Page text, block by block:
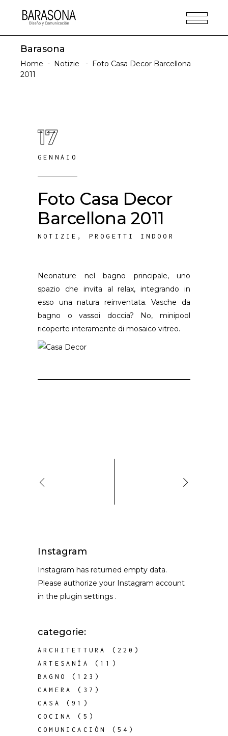
Barasona
Home - Notizie - Foto Casa Decor Barcellona
2011
17
GENNAIO
Foto Casa Decor
Barcellona 2011
NOTIZIE , PROGETTI INDOOR
Neonature nel bagno principale, uno
spazio che invita al relax, integrando in
esso una natura reinventata. Vasche da
bagno o vassoi doccia? No, minipool
ricoperte interamente di mosaico vitreo.
Instagram
Instagram has returned empty data.
Please authorize your Instagram account
in the plugin settings .
categorie:
ARCHITETTURA
(220)
ARTESANÍA
(11)
BAGNO
(123)
CAMERA
(37)
CASA
(91)
COCINA
(5)
COMUNICACIÓN
(54)